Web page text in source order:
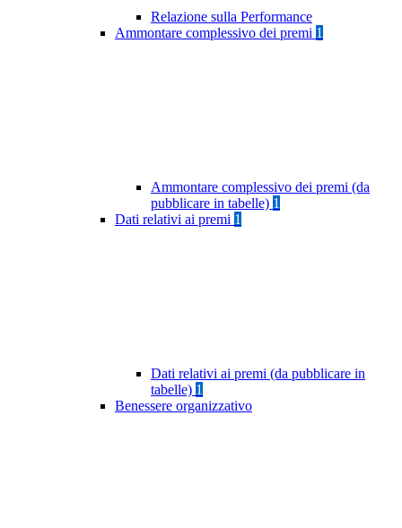
Relazione sulla Performance
Ammontare complessivo dei premi 1
Ammontare complessivo dei premi (da
pubblicare in tabelle) 1
Dati relativi ai premi 1
Dati relativi ai premi (da pubblicare in
tabelle) 1
Benessere organizzativo